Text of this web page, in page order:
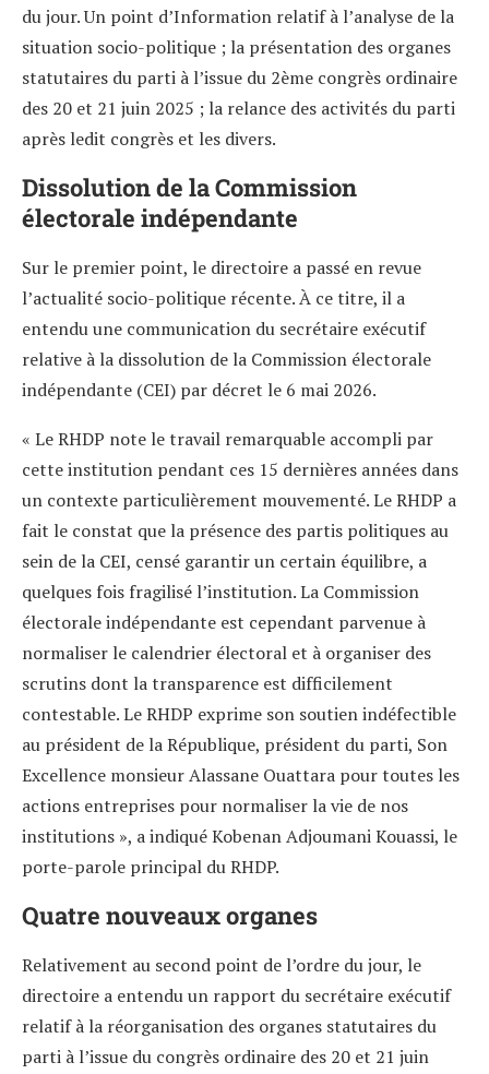
du jour. Un point d’Information relatif à l’analyse de la
situation socio-politique ; la présentation des organes
statutaires du parti à l’issue du 2ème congrès ordinaire
des 20 et 21 juin 2025 ; la relance des activités du parti
après ledit congrès et les divers.
Dissolution de la Commission
électorale indépendante
Sur le premier point, le directoire a passé en revue
l’actualité socio-politique récente. À ce titre, il a
entendu une communication du secrétaire exécutif
relative à la dissolution de la Commission électorale
indépendante (CEI) par décret le 6 mai 2026.
« Le RHDP note le travail remarquable accompli par
cette institution pendant ces 15 dernières années dans
un contexte particulièrement mouvementé. Le RHDP a
fait le constat que la présence des partis politiques au
sein de la CEI, censé garantir un certain équilibre, a
quelques fois fragilisé l’institution. La Commission
électorale indépendante est cependant parvenue à
normaliser le calendrier électoral et à organiser des
scrutins dont la transparence est difficilement
contestable. Le RHDP exprime son soutien indéfectible
au président de la République, président du parti, Son
Excellence monsieur Alassane Ouattara pour toutes les
actions entreprises pour normaliser la vie de nos
institutions », a indiqué Kobenan Adjoumani Kouassi, le
porte-parole principal du RHDP.
Quatre nouveaux organes
Relativement au second point de l’ordre du jour, le
directoire a entendu un rapport du secrétaire exécutif
relatif à la réorganisation des organes statutaires du
parti à l’issue du congrès ordinaire des 20 et 21 juin